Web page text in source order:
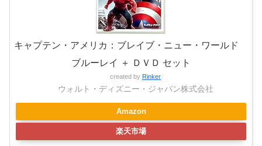
キャプテン・アメリカ：ブレイブ・ニュー・ワールド
ブルーレイ ＋ ＤＶＤ セット
created by Rinker
ウォルト・ディズニー・ジャパン株式会社
Amazon
楽天市場